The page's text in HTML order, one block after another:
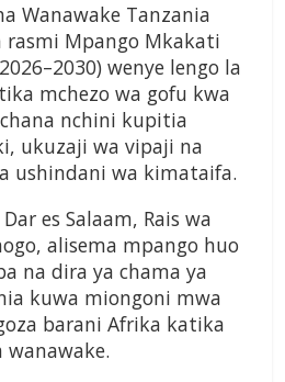
Wanawake Tanzania
rasmi Mpango Mkakati
wenye lengo la
mchezo wa gofu kwa
nchini kupitia
ukuzaji wa vipaji na
ushindani wa kimataifa.
es Salaam, Rais wa
alisema mpango huo
na dira ya chama ya
kuwa miongoni mwa
barani Afrika katika
wanawake.